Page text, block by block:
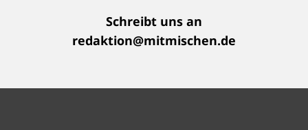
Schreibt uns an
redaktion@mitmischen.de